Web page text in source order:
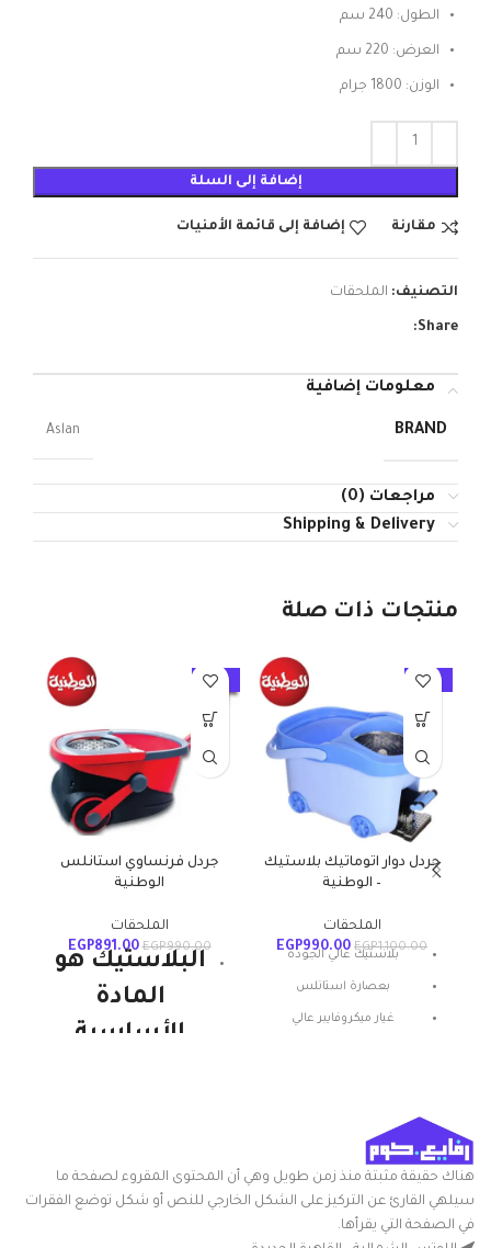
الطول: 240 سم
العرض: 220 سم
الوزن: 1800 جرام
إضافة إلى السلة
مقارنة إضافة إلى قائمة الأمنيات
التصنيف: الملحقات
Share:
معلومات إضافية
BRAND
Aslan
مراجعات (0)
Shipping & Delivery
منتجات ذات صلة
-10%
جردل دوار اتوماتيك بلاستيك
– الوطنية
الملحقات
EGP1,100.00
EGP990.00
بلاستيك عالي الجودة
بعصارة استانلس
غيار ميكروفايبر عالي
-10%
جردل فرنساوي استانلس
الوطنية
الملحقات
EGP990.00
EGP891.00
البلاستيك هو
المادة
الأساسية
قوية ومتينة
وخفيفة الوزن
هناك حقيقة مثبتة منذ زمن طويل وهي أن المحتوى المقروء لصفحة ما
سيلهي القارئ عن التركيز على الشكل الخارجي للنص أو شكل توضع الفقرات
في الصفحة التي يقرأها.